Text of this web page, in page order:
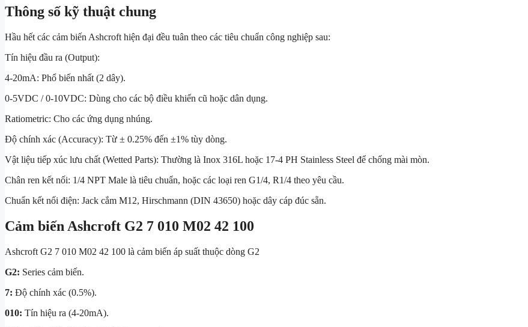
Thông số kỹ thuật chung
Hầu hết các cảm biến Ashcroft hiện đại đều tuân theo các tiêu chuẩn công nghiệp sau:
Tín hiệu đầu ra (Output):
4-20mA: Phổ biến nhất (2 dây).
0-5VDC / 0-10VDC: Dùng cho các bộ điều khiển cũ hoặc dân dụng.
Ratiometric: Cho các ứng dụng nhúng.
Độ chính xác (Accuracy): Từ ± 0.25% đến ±1% tùy dòng.
Vật liệu tiếp xúc lưu chất (Wetted Parts): Thường là Inox 316L hoặc 17-4 PH Stainless Steel để chống mài mòn.
Chân ren kết nối: 1/4 NPT Male là tiêu chuẩn, hoặc các loại ren G1/4, R1/4 theo yêu cầu.
Chuẩn kết nối điện: Jack cắm M12, Hirschmann (DIN 43650) hoặc dây cáp đúc sẵn.
Cảm biến Ashcroft G2 7 010 M02 42 100
Ashcroft G2 7 010 M02 42 100 là cảm biến áp suất thuộc dòng G2
G2: Series cảm biến.
7: Độ chính xác (0.5%).
010: Tín hiệu ra (4-20mA).